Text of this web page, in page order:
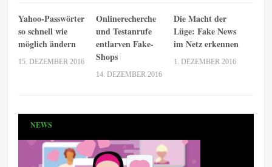
Yahoo-Passwörter
so schnell wie
möglich ändern
15. DEZEMBER 2016
Onlinerecherche
und Testanrufe
entlarven Fake-
Shops
14. DEZEMBER 2016
Die Macht der
Lüge: Fake News
im Netz erkennen
1. DEZEMBER 2016
NEWS